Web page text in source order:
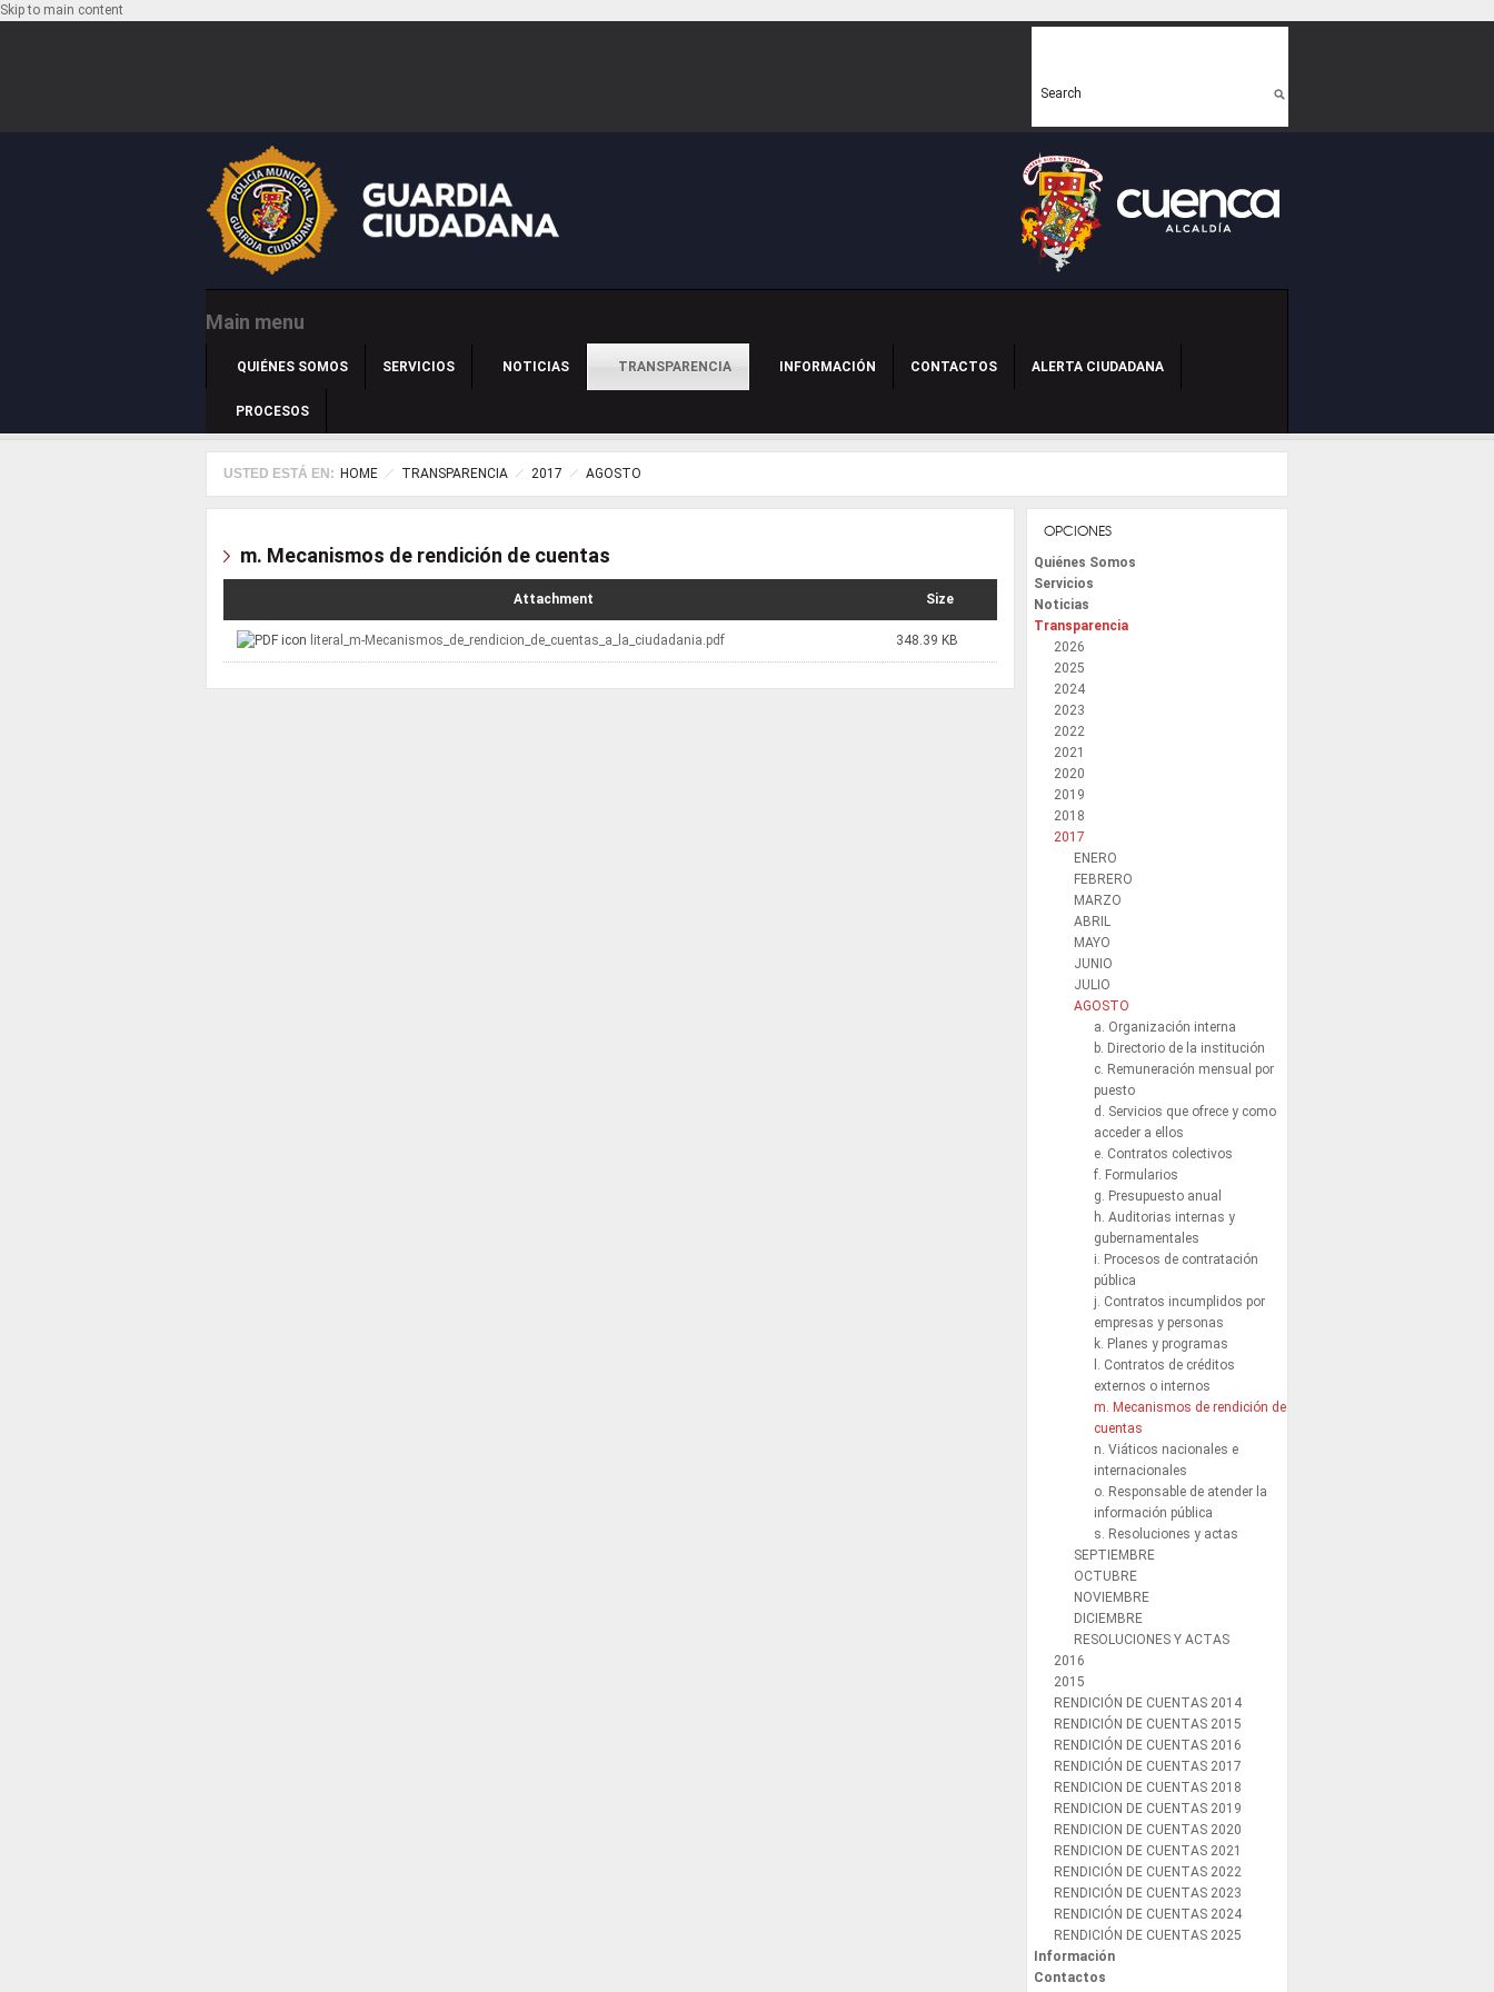
Skip to main content
Search
Main menu
QUIÉNES SOMOS SERVICIOS NOTICIAS TRANSPARENCIA INFORMACIÓN CONTACTOS ALERTA CIUDADANA
PROCESOS
USTED ESTÁ EN: HOME TRANSPARENCIA 2017 AGOSTO
m. Mecanismos de rendición de cuentas
Attachment Size
literal_m-Mecanismos_de_rendicion_de_cuentas_a_la_ciudadania.pdf 348.39 KB
OPCIONES
Quiénes Somos
Servicios
Noticias
Transparencia
2026
2025
2024
2023
2022
2021
2020
2019
2018
2017
ENERO
FEBRERO
MARZO
ABRIL
MAYO
JUNIO
JULIO
AGOSTO
a. Organización interna
b. Directorio de la institución
c. Remuneración mensual por
puesto
d. Servicios que ofrece y como
acceder a ellos
e. Contratos colectivos
f. Formularios
g. Presupuesto anual
h. Auditorias internas y
gubernamentales
i. Procesos de contratación
pública
j. Contratos incumplidos por
empresas y personas
k. Planes y programas
l. Contratos de créditos
externos o internos
m. Mecanismos de rendición de
cuentas
n. Viáticos nacionales e
internacionales
o. Responsable de atender la
información pública
s. Resoluciones y actas
SEPTIEMBRE
OCTUBRE
NOVIEMBRE
DICIEMBRE
RESOLUCIONES Y ACTAS
2016
2015
RENDICIÓN DE CUENTAS 2014
RENDICIÓN DE CUENTAS 2015
RENDICIÓN DE CUENTAS 2016
RENDICIÓN DE CUENTAS 2017
RENDICION DE CUENTAS 2018
RENDICION DE CUENTAS 2019
RENDICION DE CUENTAS 2020
RENDICION DE CUENTAS 2021
RENDICIÓN DE CUENTAS 2022
RENDICIÓN DE CUENTAS 2023
RENDICIÓN DE CUENTAS 2024
RENDICIÓN DE CUENTAS 2025
Información
Contactos